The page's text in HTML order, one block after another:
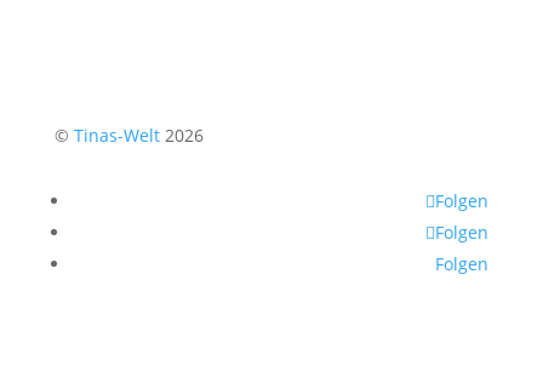
© Tinas-Welt2026
Folgen
Folgen
Folgen